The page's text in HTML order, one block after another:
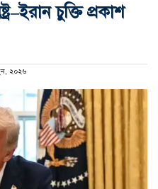
চুক্তি প্রকাশ
২০২৬